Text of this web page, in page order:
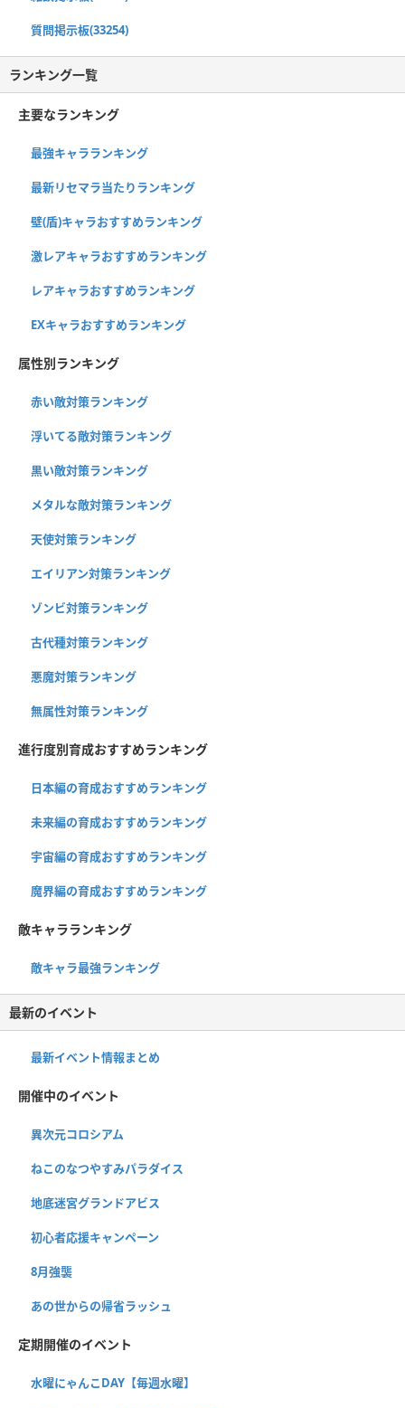
質問掲示板(33254)
ランキング一覧
主要なランキング
最強キャラランキング
最新リセマラ当たりランキング
壁(盾)キャラおすすめランキング
激レアキャラおすすめランキング
レアキャラおすすめランキング
EXキャラおすすめランキング
属性別ランキング
赤い敵対策ランキング
浮いてる敵対策ランキング
黒い敵対策ランキング
メタルな敵対策ランキング
天使対策ランキング
エイリアン対策ランキング
ゾンビ対策ランキング
古代種対策ランキング
悪魔対策ランキング
無属性対策ランキング
進行度別育成おすすめランキング
日本編の育成おすすめランキング
未来編の育成おすすめランキング
宇宙編の育成おすすめランキング
魔界編の育成おすすめランキング
敵キャラランキング
敵キャラ最強ランキング
最新のイベント
最新イベント情報まとめ
開催中のイベント
異次元コロシアム
ねこのなつやすみパラダイス
地底迷宮グランドアビス
初心者応援キャンペーン
8月強襲
あの世からの帰省ラッシュ
定期開催のイベント
水曜にゃんこDAY【毎週水曜】